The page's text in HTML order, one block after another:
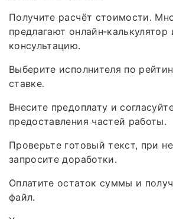
Получите расчёт стоимости.
предлагают
консультацию.
Выберите исполнителя по
ставке.
Внесите предоплату и
предоставления частей работы.
Проверьте готовый текст, при
запросите доработки.
Оплатите остаток суммы и
файл.